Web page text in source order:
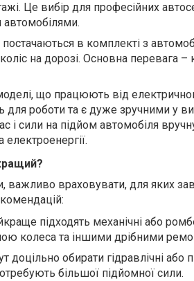
Це вибір для професійних
в комплекті з
на дорозі. Основна перевага –
що працюють від
для роботи та є дуже зручними у
і сили на підйом автомобіля
враховувати, для яких
підходять механічні або
колеса та іншими дрібними
доцільно обирати гідравлічні або
більшої підйомної сили.